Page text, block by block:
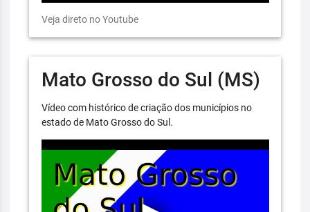
Veja direto no Youtube
Mato Grosso do Sul (MS)
Vídeo com histórico de criação dos municípios no
estado de Mato Grosso do Sul.